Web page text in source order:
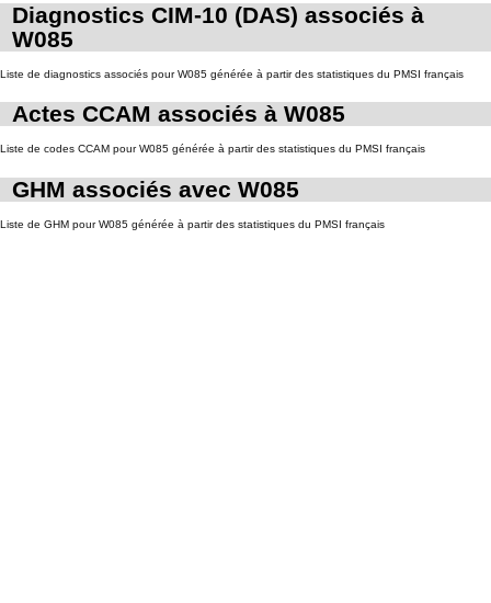
Diagnostics CIM-10 (DAS) associés à
W085
Liste de diagnostics associés pour W085 générée à partir des statistiques du PMSI français
Actes CCAM associés à W085
Liste de codes CCAM pour W085 générée à partir des statistiques du PMSI français
GHM associés avec W085
Liste de GHM pour W085 générée à partir des statistiques du PMSI français